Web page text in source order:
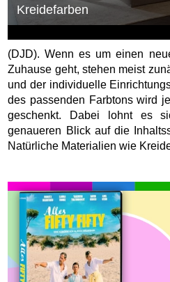
Kreidefarben
(DJD). Wenn es um einen
Zuhause geht, stehen meist
und der individuelle
des passenden Farbtons wird
geschenkt. Dabei lohnt es
genaueren Blick auf die
Natürliche Materialien wie